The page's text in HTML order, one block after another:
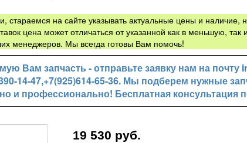
на сайте указывать актуальные цены и наличие,
цена может отличаться от указанной как в меньшую,
менеджеров. Мы всегда готовы Вам помочь!
Вам запчасть - отправьте заявку нам на почту
14-47,+7(925)614-65-36. Мы подберем нужные
и профессионально! Бесплатная консультация
19 530 руб.